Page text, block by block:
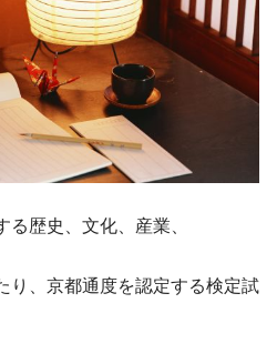
歴史、文化、産業、
り、京都通度を認定する検定試